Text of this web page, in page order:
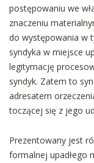
postępowaniu we
znaczeniu
do występowania w
syndyka w miejsce
legitymację
syndyk. Zatem to
adresatem
toczącej się z jego
Prezentowany jest
formalnej upadłego